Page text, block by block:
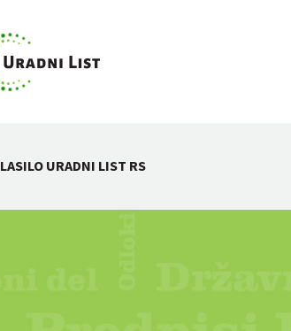
LASILO URADNI LIST RS